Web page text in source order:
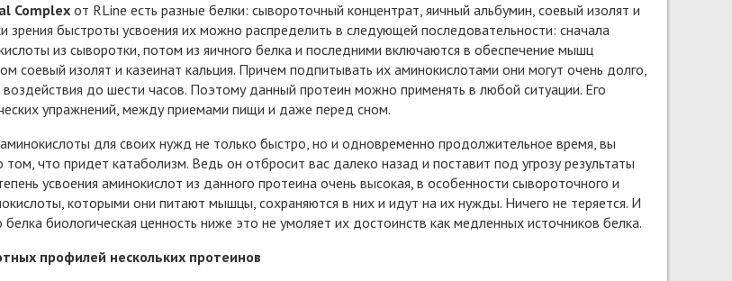
Complexот RLine есть разные белки: сывороточный концентрат, яичный альбумин, соевый изолят и
зрения быстроты усвоения их можно распределить в следующей последовательности: сначала
из сыворотки, потом из яичного белка и последними включаются в обеспечение мышц
соевый изолят и казеинат кальция. Причем подпитывать их аминокислотами они могут очень долго,
до шести часов. Поэтому данный протеин можно применять в любой ситуации. Его
упражнений, между приемами пищи и даже перед сном.
для своих нужд не только быстро, но и одновременно продолжительное время, вы
что придет катаболизм. Ведь он отбросит вас далеко назад и поставит под угрозу результаты
усвоения аминокислот из данного протеина очень высокая, в особенности сывороточного и
которыми они питают мышцы, сохраняются в них и идут на их нужды. Ничего не теряется. И
белка биологическая ценность ниже это не умоляет их достоинств как медленных источников белка.
профилей нескольких протеинов